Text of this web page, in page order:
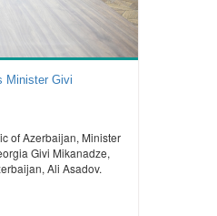
Minister Givi
of Azerbaijan, Minister
Givi Mikanadze,
Ali Asadov.